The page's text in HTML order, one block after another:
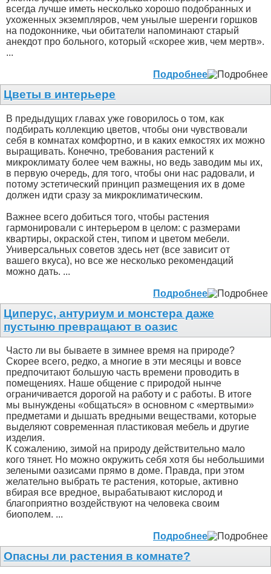
всегда лучше иметь несколько хорошо подобранных и
ухоженных экземпляров, чем унылые шеренги горшков
на подоконнике, чьи обитатели напоминают старый
анекдот про больного, который «скорее жив, чем мертв».
...
Подробнее
Цветы в интерьере
В предыдущих главах уже говорилось о том, как
подбирать коллекцию цветов, чтобы они чувствовали
себя в комнатах комфортно, и в каких емкостях их можно
выращивать. Конечно, требования растений к
микроклимату более чем важны, но ведь заводим мы их,
в первую очередь, для того, чтобы они нас радовали, и
потому эстетический принцип размещения их в доме
должен идти сразу за микроклиматическим.
Важнее всего добиться того, чтобы растения
гармонировали с интерьером в целом: с размерами
квартиры, окраской стен, типом и цветом мебели.
Универсальных советов здесь нет (все зависит от
вашего вкуса), но все же несколько рекомендаций
можно дать. ...
Подробнее
Циперус, антуриум и монстера даже
пустыню превращают в оазис
Часто ли вы бываете в зимнее время на природе?
Скорее всего, редко, а многие в эти месяцы и вовсе
предпочитают большую часть времени проводить в
помещениях. Наше общение с природой нынче
ограничивается дорогой на работу и с работы. В итоге
мы вынуждены «общаться» в основном с «мертвыми»
предметами и дышать вредными веществами, которые
выделяют современная пластиковая мебель и другие
изделия.
К сожалению, зимой на природу действительно мало
кого тянет. Но можно окружить себя хотя бы небольшими
зелеными оазисами прямо в доме. Правда, при этом
желательно выбрать те растения, которые, активно
вбирая все вредное, вырабатывают кислород и
благоприятно воздействуют на человека своим
биополем. ...
Подробнее
Опасны ли растения в комнате?